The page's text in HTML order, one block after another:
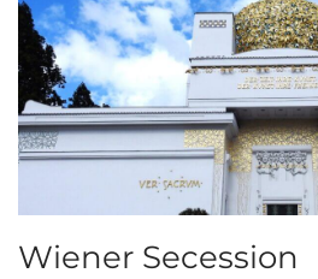
Wiener Secession